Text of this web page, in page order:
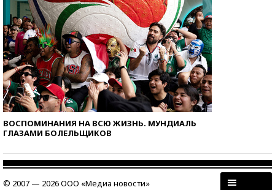
ВОСПОМИНАНИЯ НА ВСЮ ЖИЗНЬ. МУНДИАЛЬ
ГЛАЗАМИ БОЛЕЛЬЩИКОВ
© 2007 — 2026 ООО «Медиа новости»